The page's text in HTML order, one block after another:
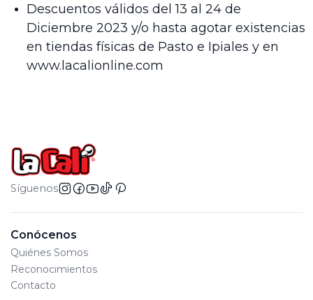
Descuentos válidos del 13 al 24 de
Diciembre 2023 y/o hasta agotar existencias
en tiendas físicas de Pasto e Ipiales y en
www.lacalionline.com
Síguenos
Conócenos
Quiénes Somos
Reconocimientos
Contacto